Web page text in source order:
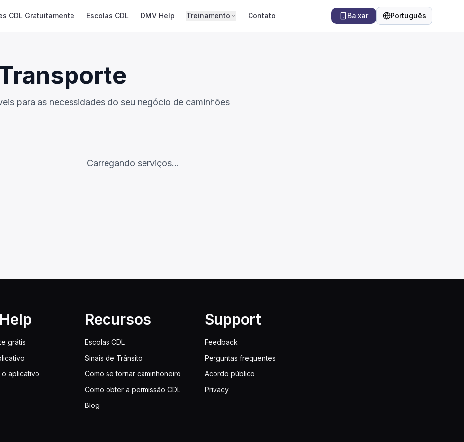
CDL Gratuitamente Escolas CDL DMV Help Treinamento Contato Baixar Português
Idioma
para as necessidades do seu negócio de caminhões
Carregando serviços...
grátis
o aplicativo
Recursos
Escolas CDL
Sinais de Trânsito
Como se tornar caminhoneiro
Como obter a permissão CDL
Blog
Support
Feedback
Perguntas frequentes
Acordo público
Privacy